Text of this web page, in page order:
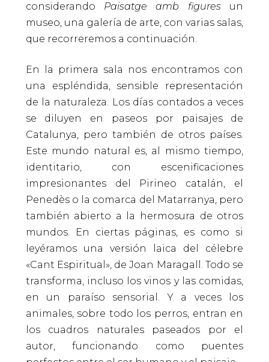
considerando Paisatge amb figures un
museo, una galería de arte, con varias salas,
que recorreremos a continuación.
En la primera sala nos encontramos con
una espléndida, sensible representación
de la naturaleza. Los días contados a veces
se diluyen en paseos por paisajes de
Catalunya, pero también de otros países.
Este mundo natural es, al mismo tiempo,
identitario, con escenificaciones
impresionantes del Pirineo catalán, el
Penedès o la comarca del Matarranya, pero
también abierto a la hermosura de otros
mundos. En ciertas páginas, es como si
leyéramos una versión laica del célebre
«Cant Espiritual», de Joan Maragall. Todo se
transforma, incluso los vinos y las comidas,
en un paraíso sensorial. Y a veces los
animales, sobre todo los perros, entran en
los cuadros naturales paseados por el
autor, funcionando como puentes